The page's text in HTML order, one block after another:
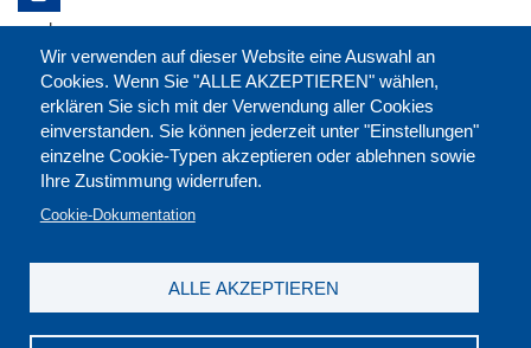
Wir verwenden auf dieser Website eine Auswahl an
Cookies. Wenn Sie "ALLE AKZEPTIEREN" wählen,
erklären Sie sich mit der Verwendung aller Cookies
einverstanden. Sie können jederzeit unter "Einstellungen"
einzelne Cookie-Typen akzeptieren oder ablehnen sowie
Ihre Zustimmung widerrufen.
Cookie-Dokumentation
ALLE AKZEPTIEREN
merken: